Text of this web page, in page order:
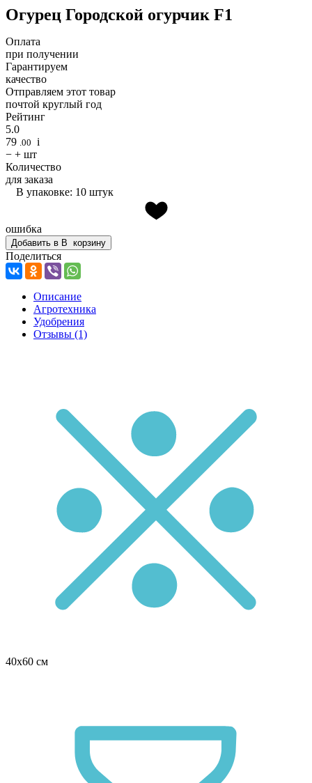
Огурец Городской огурчик F1
Оплата
при получении
Гарантируем
качество
Отправляем этот товар
почтой круглый год
Рейтинг
5.0
79 .00 i
− + шт
Количество
для заказа
В упаковке: 10 штук
ошибка
Добавить в В корзину
Поделиться
Описание
Агротехника
Удобрения
Отзывы (1)
40х60 см